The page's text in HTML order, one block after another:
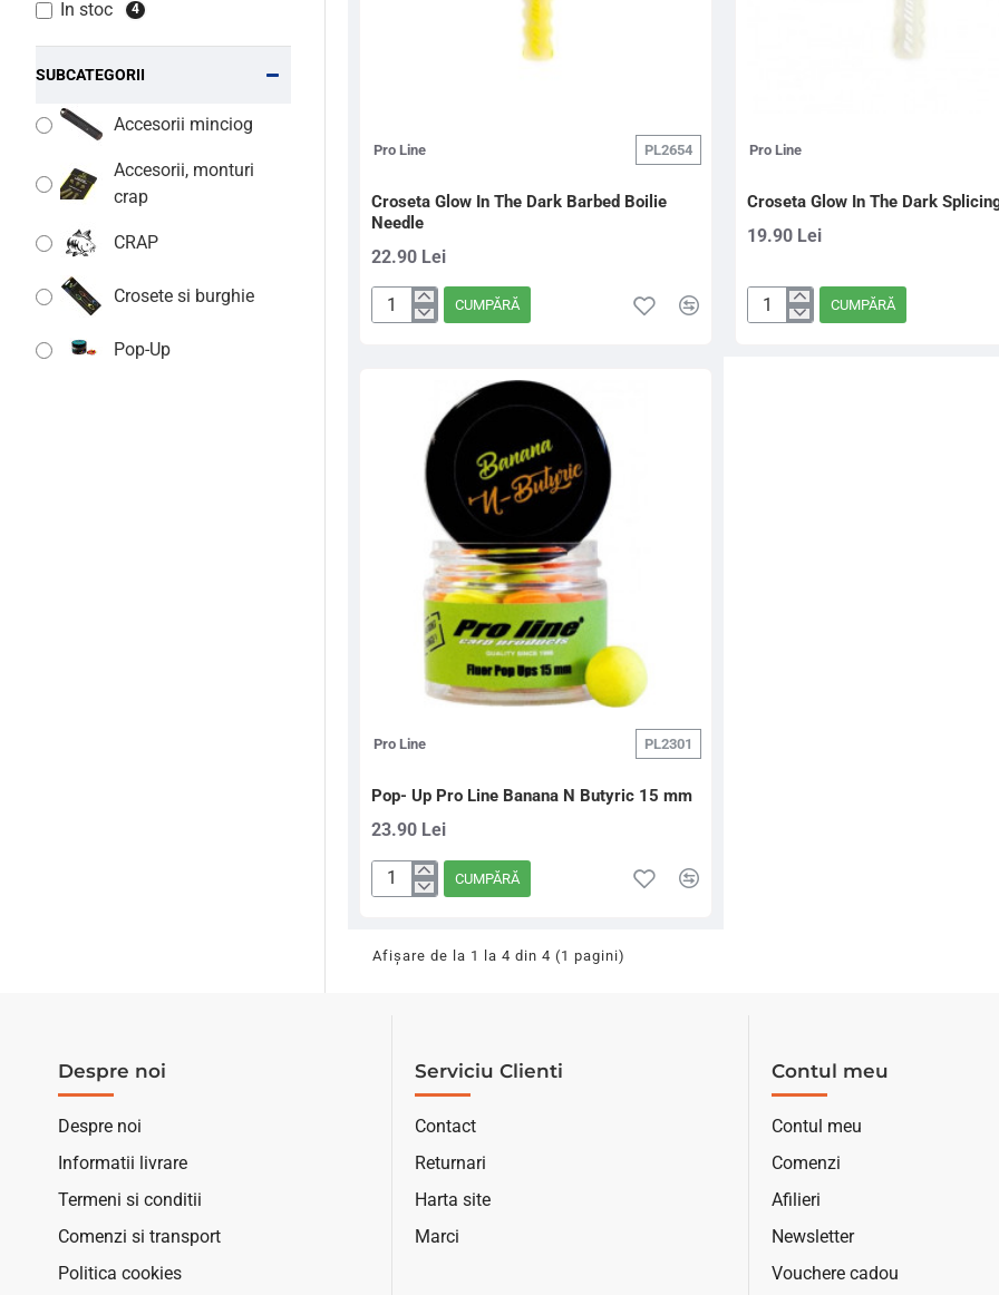
In stoc 4
SUBCATEGORII
Accesorii minciog
Accesorii, monturi
crap
CRAP
Crosete si burghie
Pop-Up
Pro Line PL2654
Croseta Glow In The Dark Barbed Boilie
Needle
22.90 Lei
Croseta
Barbed
CUMPĂRĂ
Pro Line
Croseta Glow In The Dark
19.90 Lei
Croseta
CUMPĂRĂ
Pro Line PL2301
Pop- Up Pro Line Banana N Butyric 15 mm
23.90 Lei
Pop-
Line
CUMPĂRĂ
Afişare de la 1 la 4 din 4 (1 pagini)
Despre noi
Despre noi
Informatii livrare
Termeni si conditii
Comenzi si transport
Politica cookies
Serviciu Clienti
Contact
Returnari
Harta site
Marci
Contul meu
Contul meu
Comenzi
Afilieri
Newsletter
Vouchere cadou